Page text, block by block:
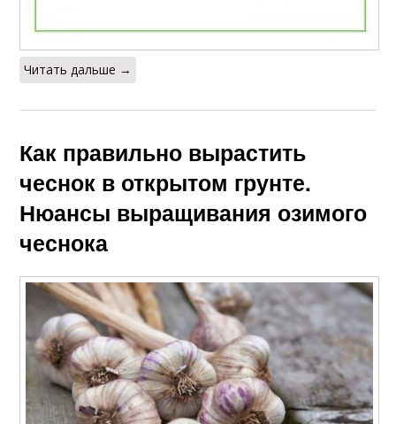
Читать дальше →
Как правильно вырастить
чеснок в открытом грунте.
Нюансы выращивания озимого
чеснока